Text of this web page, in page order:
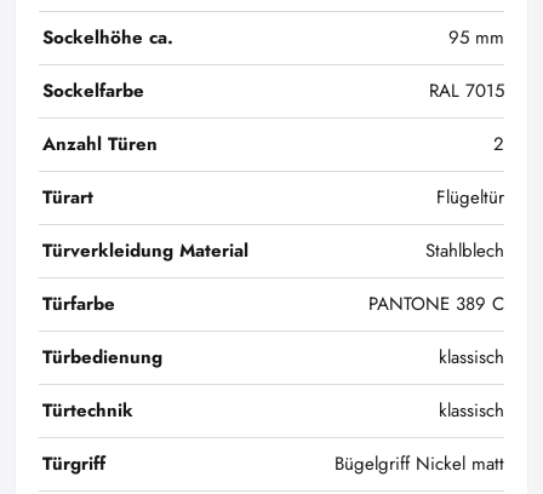
Sockelhöhe ca.
95 mm
Sockelfarbe
RAL 7015
Anzahl Türen
2
Türart
Flügeltür
Türverkleidung Material
Stahlblech
Türfarbe
PANTONE 389 C
Türbedienung
klassisch
Türtechnik
klassisch
Türgriff
Bügelgriff Nickel matt